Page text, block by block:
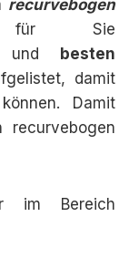
recurvebogen
Sie
und
besten
damit
Damit
recurvebogen
im Bereich